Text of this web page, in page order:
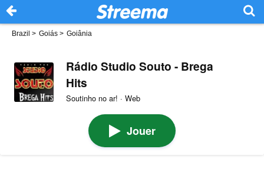
Brazil > Goiás > Goiânia
Rádio Studio Souto - Brega
Hits
Soutinho no ar! · Web
Jouer